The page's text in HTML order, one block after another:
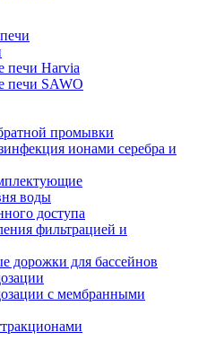
печи Harvia
печи SAWO
промывки
ионами серебра и
воды
доступа
фильтрацией и
дорожки для бассейнов
с мембранными